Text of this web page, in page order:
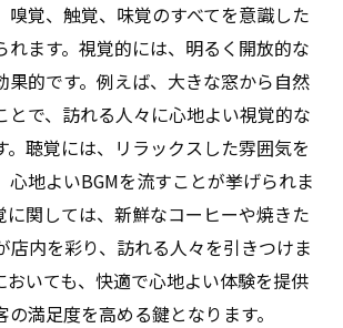
嗅覚、触覚、味覚のすべてを意識した
れます。視覚的には、明るく開放的な
果的です。例えば、大きな窓から自然
とで、訪れる人々に心地よい視覚的な
。聴覚には、リラックスした雰囲気を
心地よいBGMを流すことが挙げられま
に関しては、新鮮なコーヒーや焼きた
店内を彩り、訪れる人々を引きつけま
おいても、快適で心地よい体験を提供
満足度を高める鍵となります。